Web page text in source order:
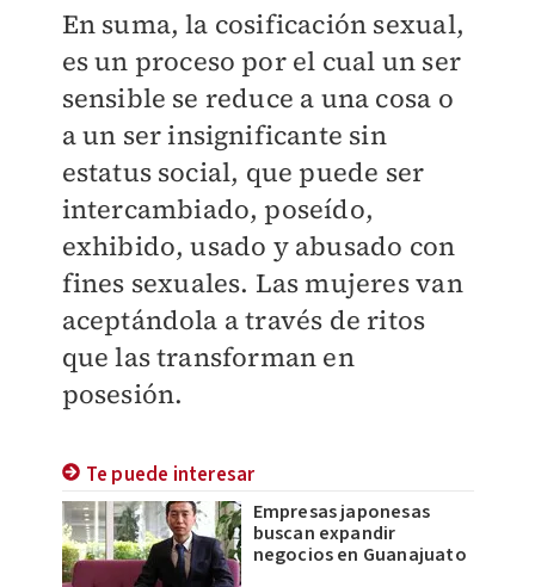
En suma, la cosificación sexual,
es un proceso por el cual un ser
sensible se reduce a una cosa o
a un ser insignificante sin
estatus social, que puede ser
intercambiado, poseído,
exhibido, usado y abusado con
fines sexuales. Las mujeres van
aceptándola a través de ritos
que las transforman en
posesión.
Te puede interesar
Empresas japonesas
buscan expandir
negocios en Guanajuato